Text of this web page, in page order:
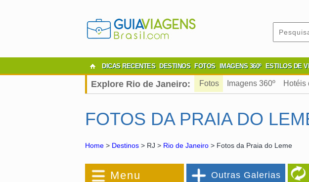
DICAS RECENTES DESTINOS FOTOS IMAGENS 360º ESTILOS DE
Explore Rio de Janeiro: Fotos Imagens 360º Hotéis
FOTOS DA PRAIA DO
Home > Destinos > RJ > Rio de Janeiro > Fotos da Praia do Leme
Menu Outras Galerias